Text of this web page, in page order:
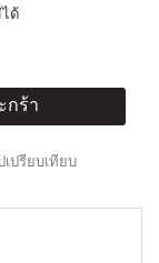
ด้
กร้า
เปรียบเทียบ